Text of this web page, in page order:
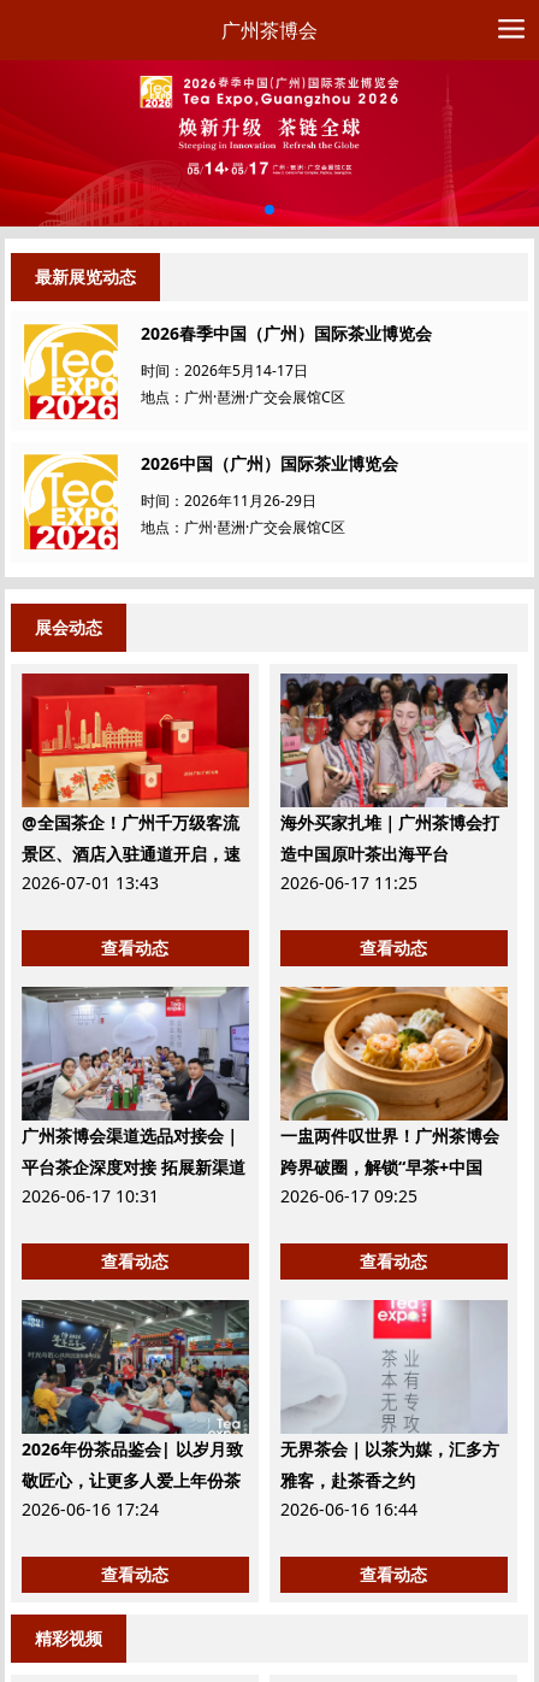
广州茶博会
最新展览动态
2026春季中国（广州）国际茶业博览会
时间：2026年5月14-17日
地点：广州·琶洲·广交会展馆C区
2026中国（广州）国际茶业博览会
时间：2026年11月26-29日
地点：广州·琶洲·广交会展馆C区
展会动态
@全国茶企！广州千万级客流
景区、酒店入驻通道开启，速
来！
2026-07-01 13:43
查看动态
海外买家扎堆｜广州茶博会打
造中国原叶茶出海平台
2026-06-17 11:25
查看动态
广州茶博会渠道选品对接会｜
平台茶企深度对接 拓展新渠道
2026-06-17 10:31
查看动态
一盅两件叹世界！广州茶博会
跨界破圈，解锁“早茶+中国
茶”的无限可能
2026-06-17 09:25
查看动态
2026年份茶品鉴会| 以岁月致
敬匠心，让更多人爱上年份茶
2026-06-16 17:24
查看动态
无界茶会｜以茶为媒，汇多方
雅客，赴茶香之约
2026-06-16 16:44
查看动态
精彩视频